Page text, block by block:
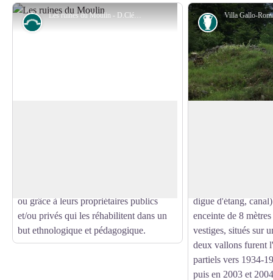
Les ruines du Moulin - D.Clémenceau
Petit patrimoine
ou grâce à leurs propriétaires publics
et/ou privés qui les réhabilitent dans un
but ethnologique et pédagogique.
Archéologie
digue d'étang,
enceinte de 8
vestiges, situés sur
deux vallons furent
partiels vers 1934-
puis en 2003 et